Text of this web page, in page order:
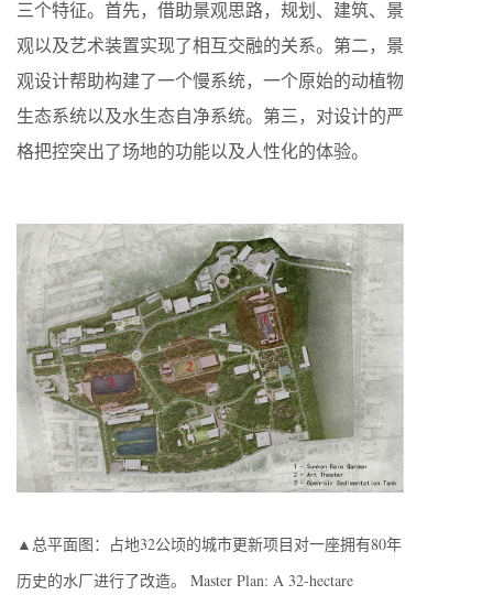
三个特征。首先，借助景观思路，规划、建筑、景
观以及艺术装置实现了相互交融的关系。第二，景
观设计帮助构建了一个慢系统，一个原始的动植物
生态系统以及水生态自净系统。第三，对设计的严
格把控突出了场地的功能以及人性化的体验。
▲总平面图：占地32公顷的城市更新项目对一座拥有80年
历史的水厂进行了改造。 Master Plan: A 32-hectare